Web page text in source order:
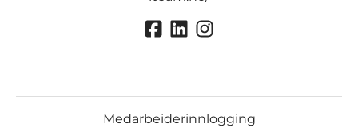
Medarbeiderinnlogging